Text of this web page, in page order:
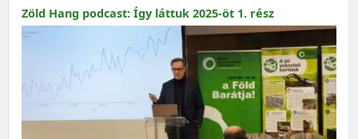
Zöld Hang podcast: Így láttuk 2025-öt 1. rész